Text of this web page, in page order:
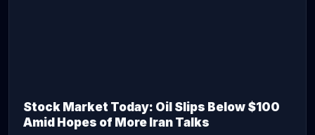
Stock Market Today: Oil Slips Below $100
Amid Hopes of More Iran Talks